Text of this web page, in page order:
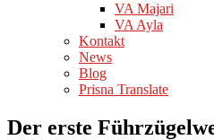
VA Majari
VA Ayla
Kontakt
News
Blog
Prisna Translate
Der erste